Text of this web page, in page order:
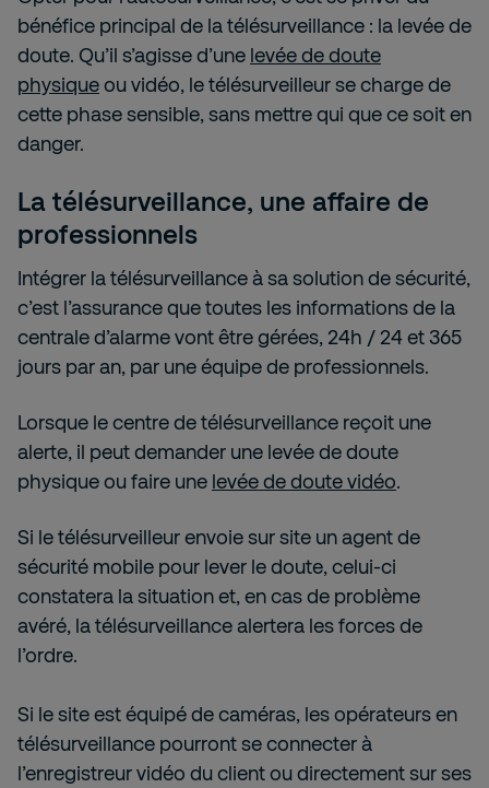
bénéfice principal de la télésurveillance : la levée de
doute. Qu’il s’agisse d’une levée de doute
physiqueou vidéo, le télésurveilleur se charge de
cette phase sensible, sans mettre qui que ce soit en
danger.
La télésurveillance, une affaire de
professionnels
Intégrer la télésurveillance à sa solution de sécurité,
c’est l’assurance que toutes les informations de la
centrale d’alarme vont être gérées, 24h / 24 et 365
jours par an, par une équipe de professionnels.
Lorsque le centre de télésurveillance reçoit une
alerte, il peut demander une levée de doute
physique ou faire une levée de doute vidéo.
Si le télésurveilleur envoie sur site un agent de
sécurité mobile pour lever le doute, celui-ci
constatera la situation et, en cas de problème
avéré, la télésurveillance alertera les forces de
l’ordre.
Si le site est équipé de caméras, les opérateurs en
télésurveillance pourront se connecter à
l’enregistreur vidéo du client ou directement sur ses